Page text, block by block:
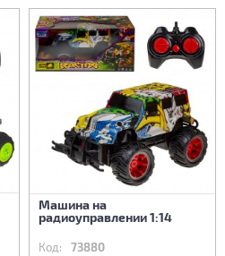
Машина на
радиоуправлении 1:14
Код: 73880